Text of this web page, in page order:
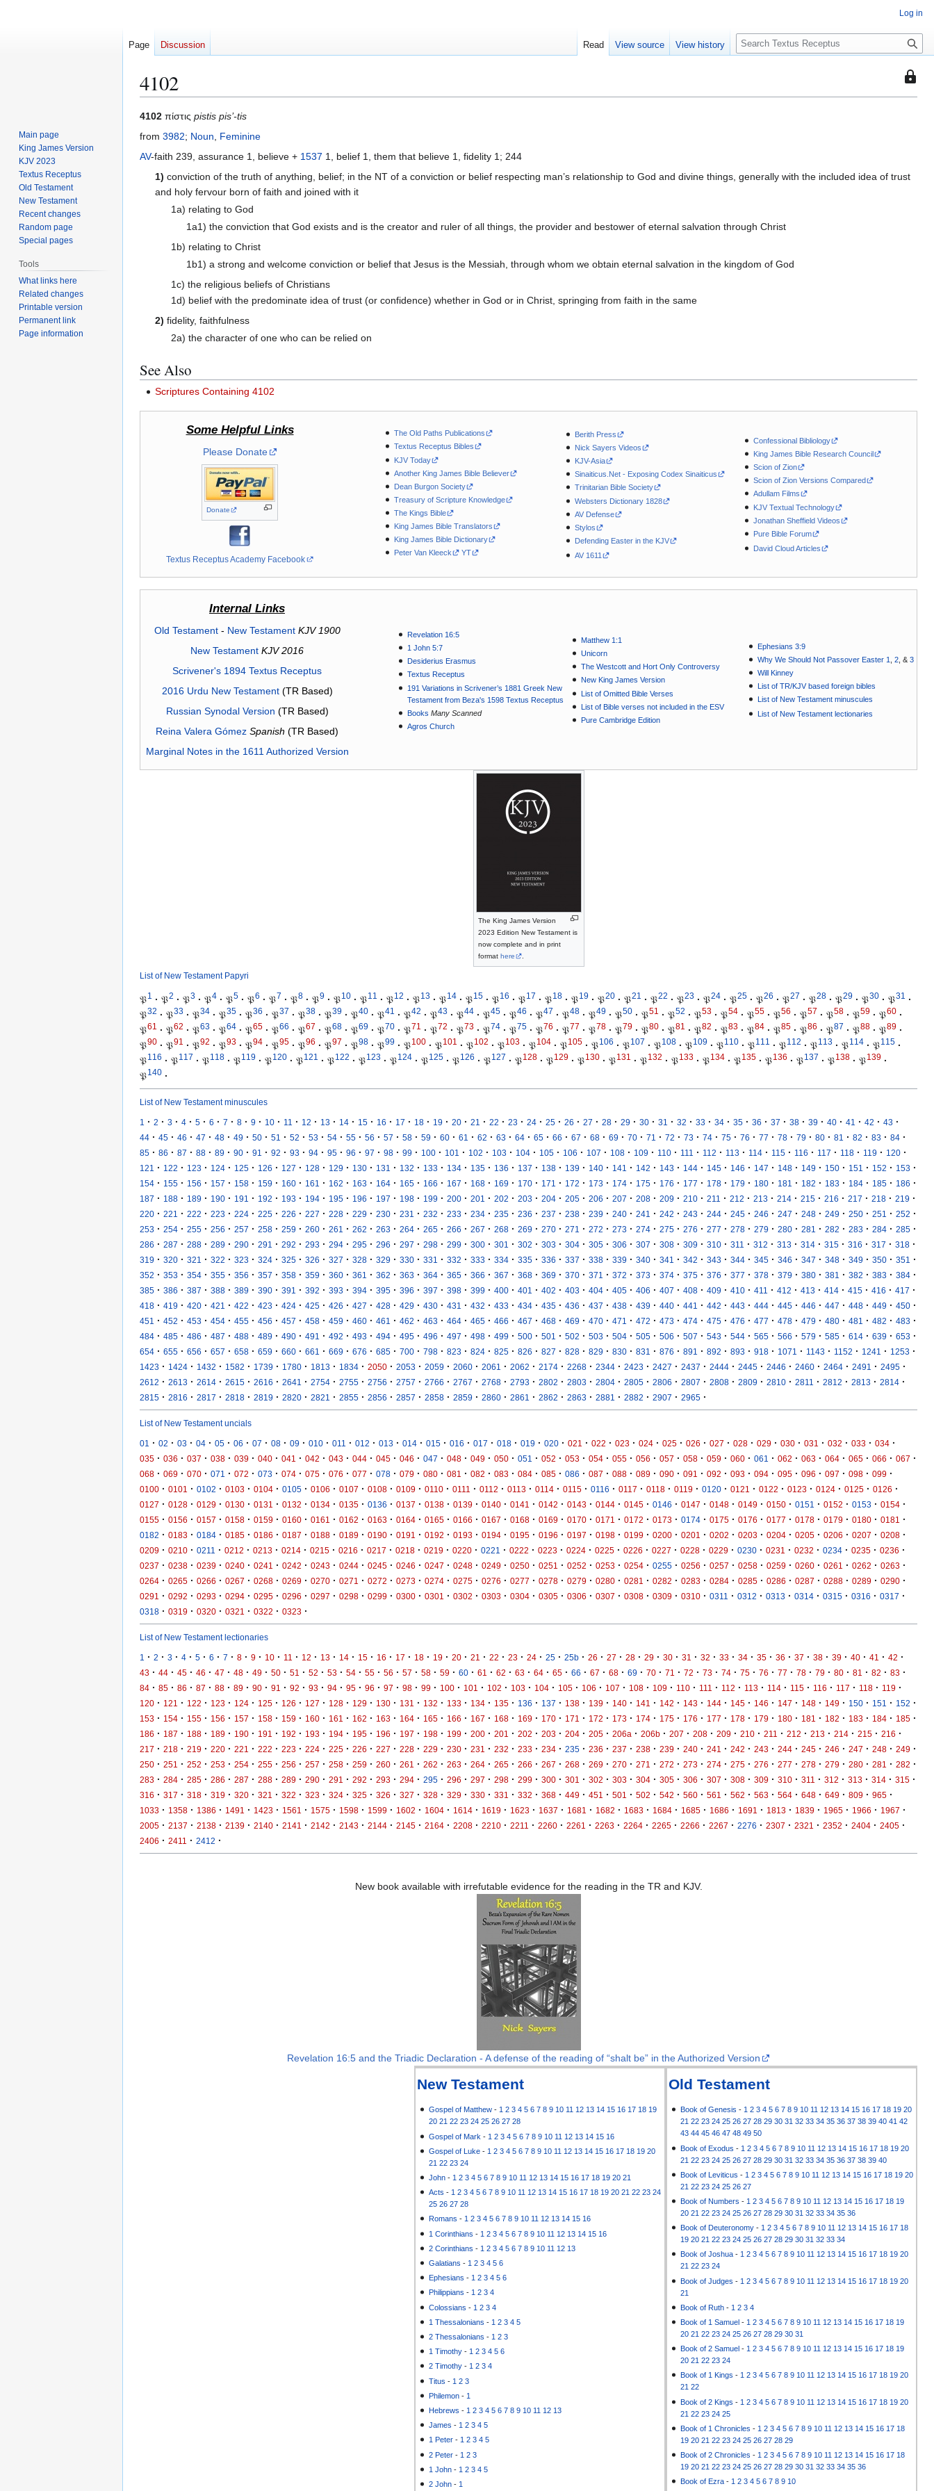
This
users
4102
Jump
to
Jump
to
4102 πίστις pistis pis’-tis
from 3982; Noun, Feminine
AV-faith 239, assurance 1, believe + 1537 1, belief 1, them that believe 1, fidelity 1; 244
1) conviction of the truth of anything, belief; in the NT of a conviction or belief respecting man’s relationship to God and divine things, generally with the included idea of trust
and holy fervour born of faith and joined with it
1a) relating to God
1a1) the conviction that God exists and is the creator and ruler of all things, the provider and bestower of eternal salvation through Christ
1b) relating to Christ
1b1) a strong and welcome conviction or belief that Jesus is the Messiah, through whom we obtain eternal salvation in the kingdom of God
1c) the religious beliefs of Christians
1d) belief with the predominate idea of trust (or confidence) whether in God or in Christ, springing from faith in the same
2) fidelity, faithfulness
2a) the character of one who can be relied on
See Also
Scriptures Containing 4102
Some Helpful Links
Please Donate
Donate
Textus Receptus Academy Facebook
The Old Paths Publications
Textus Receptus Bibles
KJV Today
Another King James Bible Believer
Dean Burgon Society
Treasury of Scripture Knowledge
The Kings Bible
King James Bible Translators
King James Bible Dictionary
Peter Van Kleeck
YT
Berith Press
Nick Sayers Videos
KJV-Asia
Sinaiticus.Net - Exposing Codex Sinaiticus
Trinitarian Bible Society
Websters Dictionary 1828
AV Defense
Stylos
Defending Easter in the KJV
AV 1611
Confessional Bibliology
King James Bible Research Council
Scion of Zion
Scion of Zion Versions Compared
Adullam Films
KJV Textual Technology
Jonathan Sheffield Videos
Pure Bible Forum
David Cloud Articles
Internal Links
Old Testament- New Testament KJV 1900
New Testament KJV 2016
Scrivener's 1894 Textus Receptus
2016 Urdu New Testament(TR Based)
Russian Synodal Version (TR Based)
Reina Valera Gómez Spanish (TR Based)
Marginal Notes in the 1611 Authorized Version
Revelation 16:5
1 John 5:7
Desiderius Erasmus
Textus Receptus
191 Variations in Scrivener’s 1881 Greek New
Testament from Beza's 1598 Textus Receptus
Books Many Scanned
Agros Church
Matthew 1:1
Unicorn
The Westcott and Hort Only Controversy
New King James Version
List of Omitted Bible Verses
List of Bible verses not included in the ESV
Pure Cambridge Edition
Ephesians 3:9
Why We Should Not Passover Easter 1
,2 , &3
Will Kinney
List of TR/KJV based foreign bibles
List of New Testament minuscules
List of New Testament lectionaries
The King James Version
2023 Edition New Testament is
now complete and in print
format here .
List of New Testament Papyri
𝔓1 · 𝔓2 · 𝔓3 · 𝔓4 · 𝔓5 · 𝔓6 · 𝔓7 · 𝔓8 · 𝔓9 · 𝔓10 · 𝔓11 · 𝔓12 · 𝔓13 · 𝔓14 · 𝔓15 · 𝔓16 · 𝔓17 · 𝔓18 · 𝔓19 · 𝔓20 · 𝔓21 · 𝔓22 · 𝔓23 · 𝔓24 · 𝔓25 · 𝔓26 · 𝔓27 · 𝔓28 · 𝔓29 · 𝔓30 · 𝔓31
·
𝔓32 · 𝔓33 · 𝔓34 · 𝔓35 · 𝔓36 · 𝔓37 · 𝔓38 · 𝔓39 · 𝔓40 · 𝔓41 · 𝔓42 · 𝔓43 · 𝔓44 · 𝔓45 · 𝔓46 · 𝔓47 · 𝔓48 · 𝔓49 · 𝔓50 · 𝔓51 · 𝔓52 · 𝔓53 · 𝔓54 · 𝔓55 · 𝔓56 · 𝔓57 · 𝔓58 · 𝔓59 · 𝔓60 ·
𝔓61 · 𝔓62 · 𝔓63 · 𝔓64 · 𝔓65 · 𝔓66 · 𝔓67 · 𝔓68 · 𝔓69 · 𝔓70 · 𝔓71 · 𝔓72 · 𝔓73 · 𝔓74 · 𝔓75 · 𝔓76 · 𝔓77 · 𝔓78 · 𝔓79 · 𝔓80 · 𝔓81 · 𝔓82 · 𝔓83 · 𝔓84 · 𝔓85 · 𝔓86 · 𝔓87 · 𝔓88 · 𝔓89 ·
𝔓90 · 𝔓91 · 𝔓92 · 𝔓93 · 𝔓94 · 𝔓95 · 𝔓96 · 𝔓97 · 𝔓98 · 𝔓99 · 𝔓100 · 𝔓101 · 𝔓102 · 𝔓103 · 𝔓104 · 𝔓105 · 𝔓106 · 𝔓107 · 𝔓108 · 𝔓109 · 𝔓110 · 𝔓111 · 𝔓112 · 𝔓113 · 𝔓114 · 𝔓115 ·
𝔓116 · 𝔓117 · 𝔓118 · 𝔓119 · 𝔓120 · 𝔓121 · 𝔓122 · 𝔓123 · 𝔓124 · 𝔓125 · 𝔓126 · 𝔓127 · 𝔓128 · 𝔓129 · 𝔓130 · 𝔓131 · 𝔓132 · 𝔓133 · 𝔓134 · 𝔓135 · 𝔓136 · 𝔓137 · 𝔓138 · 𝔓139 ·
𝔓140 ·
List of New Testament minuscules
1 · 2 · 3 · 4 · 5 · 6 · 7 · 8 · 9 · 10 · 11 · 12 · 13 · 14 · 15 · 16 · 17 · 18 · 19 · 20 · 21 · 22 · 23 · 24 · 25 · 26 · 27 · 28 · 29 · 30 · 31 · 32 · 33 · 34 · 35 · 36 · 37 · 38 · 39 · 40 · 41 · 42 · 43 ·
44 · 45 · 46 · 47 · 48 · 49 · 50 · 51 · 52 · 53 · 54 · 55 · 56 · 57 · 58 · 59 · 60 · 61 · 62 · 63 · 64 · 65 · 66 · 67 · 68 · 69 · 70 · 71 · 72 · 73 · 74 · 75 · 76 · 77 · 78 · 79 · 80 · 81 · 82 · 83 · 84 ·
85 · 86 · 87 · 88 · 89 · 90 · 91 · 92 · 93 · 94 · 95 · 96 · 97 · 98 · 99 · 100 · 101 · 102 · 103 · 104 · 105 · 106 · 107 · 108 · 109 · 110 · 111 · 112 · 113 · 114 · 115 · 116 · 117 · 118 · 119 · 120 ·
121 · 122 · 123 · 124 · 125 · 126 · 127 · 128 · 129 · 130 · 131 · 132 · 133 · 134 · 135 · 136 · 137 · 138 · 139 · 140 · 141 · 142 · 143 · 144 · 145 · 146 · 147 · 148 · 149 · 150 · 151 · 152 · 153 ·
154 · 155 · 156 · 157 · 158 · 159 · 160 · 161 · 162 · 163 · 164 · 165 · 166 · 167 · 168 · 169 · 170 · 171 · 172 · 173 · 174 · 175 · 176 · 177 · 178 · 179 · 180 · 181 · 182 · 183 · 184 · 185 · 186 ·
187 · 188 · 189 · 190 · 191 · 192 · 193 · 194 · 195 · 196 · 197 · 198 · 199 · 200 · 201 · 202 · 203 · 204 · 205 · 206 · 207 · 208 · 209 · 210 · 211 · 212 · 213 · 214 · 215 · 216 · 217 · 218 · 219 ·
220 · 221 · 222 · 223 · 224 · 225 · 226 · 227 · 228 · 229 · 230 · 231 · 232 · 233 · 234 · 235 · 236 · 237 · 238 · 239 · 240 · 241 · 242 · 243 · 244 · 245 · 246 · 247 · 248 · 249 · 250 · 251 · 252 ·
253 · 254 · 255 · 256 · 257 · 258 · 259 · 260 · 261 · 262 · 263 · 264 · 265 · 266 · 267 · 268 · 269 · 270 · 271 · 272 · 273 · 274 · 275 · 276 · 277 · 278 · 279 · 280 · 281 · 282 · 283 · 284 · 285 ·
286 · 287 · 288 · 289 · 290 · 291 · 292 · 293 · 294 · 295 · 296 · 297 · 298 · 299 · 300 · 301 · 302 · 303 · 304 · 305 · 306 · 307 · 308 · 309 · 310 · 311 · 312 · 313 · 314 · 315 · 316 · 317 · 318 ·
319 · 320 · 321 · 322 · 323 · 324 · 325 · 326 · 327 · 328 · 329 · 330 · 331 · 332 · 333 · 334 · 335 · 336 · 337 · 338 · 339 · 340 · 341 · 342 · 343 · 344 · 345 · 346 · 347 · 348 · 349 · 350 · 351 ·
352 · 353 · 354 · 355 · 356 · 357 · 358 · 359 · 360 · 361 · 362 · 363 · 364 · 365 · 366 · 367 · 368 · 369 · 370 · 371 · 372 · 373 · 374 · 375 · 376 · 377 · 378 · 379 · 380 · 381 · 382 · 383 · 384 ·
385 · 386 · 387 · 388 · 389 · 390 · 391 · 392 · 393 · 394 · 395 · 396 · 397 · 398 · 399 · 400 · 401 · 402 · 403 · 404 · 405 · 406 · 407 · 408 · 409 · 410 · 411 · 412 · 413 · 414 · 415 · 416 · 417 ·
418 · 419 · 420 · 421 · 422 · 423 · 424 · 425 · 426 · 427 · 428 · 429 · 430 · 431 · 432 · 433 · 434 · 435 · 436 · 437 · 438 · 439 · 440 · 441 · 442 · 443 · 444 · 445 · 446 · 447 · 448 · 449 · 450 ·
451 · 452 · 453 · 454 · 455 · 456 · 457 · 458 · 459 · 460 · 461 · 462 · 463 · 464 · 465 · 466 · 467 · 468 · 469 · 470 · 471 · 472 · 473 · 474 · 475 · 476 · 477 · 478 · 479 · 480 · 481 · 482 · 483 ·
484 · 485 · 486 · 487 · 488 · 489 · 490 · 491 · 492 · 493 · 494 · 495 · 496 · 497 · 498 · 499 · 500 · 501 · 502 · 503 · 504 · 505 · 506 · 507 · 543 · 544 · 565 · 566 · 579 · 585 · 614 · 639 · 653 ·
654 · 655 · 656 · 657 · 658 · 659 · 660 · 661 · 669 · 676 · 685 · 700 · 798 · 823 · 824 · 825 · 826 · 827 · 828 · 829 · 830 · 831 · 876 · 891 · 892 · 893 · 918 · 1071 · 1143 · 1152 · 1241 · 1253 ·
1423 · 1424 · 1432 · 1582 · 1739 · 1780 · 1813 · 1834 · 2050 · 2053 · 2059 · 2060 · 2061 · 2062 · 2174 · 2268 · 2344 · 2423 · 2427 · 2437 · 2444 · 2445 · 2446 · 2460 · 2464 · 2491 · 2495 ·
2612 · 2613 · 2614 · 2615 · 2616 · 2641 · 2754 · 2755 · 2756 · 2757 · 2766 · 2767 · 2768 · 2793 · 2802 · 2803 · 2804 · 2805 · 2806 · 2807 · 2808 · 2809 · 2810 · 2811 · 2812 · 2813 · 2814 ·
2815 · 2816 · 2817 · 2818 · 2819 · 2820 · 2821 · 2855 · 2856 · 2857 · 2858 · 2859 · 2860 · 2861 · 2862 · 2863 · 2881 · 2882 · 2907 · 2965 ·
List of New Testament uncials
01 · 02 · 03 · 04 · 05 · 06 · 07 · 08 · 09 · 010 · 011 · 012 · 013 · 014 · 015 · 016 · 017 · 018 · 019 · 020 · 021 · 022 · 023 · 024 · 025 · 026 · 027 · 028 · 029 · 030 · 031 · 032 · 033 · 034 ·
035 · 036 · 037 · 038 · 039 · 040 · 041 · 042 · 043 · 044 · 045 · 046 · 047 · 048 · 049 · 050 · 051 · 052 · 053 · 054 · 055 · 056 · 057 · 058 · 059 · 060 · 061 · 062 · 063 · 064 · 065 · 066 · 067 ·
068 · 069 · 070 · 071 · 072 · 073 · 074 · 075 · 076 · 077 · 078 · 079 · 080 · 081 · 082 · 083 · 084 · 085 · 086 · 087 · 088 · 089 · 090 · 091 · 092 · 093 · 094 · 095 · 096 · 097 · 098 · 099 ·
0100 · 0101 · 0102 · 0103 · 0104 · 0105 · 0106 · 0107 · 0108 · 0109 · 0110 · 0111 · 0112 · 0113 · 0114 · 0115 · 0116 · 0117 · 0118 · 0119 · 0120 · 0121 · 0122 · 0123 · 0124 · 0125 · 0126 ·
0127 · 0128 · 0129 · 0130 · 0131 · 0132 · 0134 · 0135 · 0136 · 0137 · 0138 · 0139 · 0140 · 0141 · 0142 · 0143 · 0144 · 0145 · 0146 · 0147 · 0148 · 0149 · 0150 · 0151 · 0152 · 0153 · 0154 ·
0155 · 0156 · 0157 · 0158 · 0159 · 0160 · 0161 · 0162 · 0163 · 0164 · 0165 · 0166 · 0167 · 0168 · 0169 · 0170 · 0171 · 0172 · 0173 · 0174 · 0175 · 0176 · 0177 · 0178 · 0179 · 0180 · 0181 ·
0182 · 0183 · 0184 · 0185 · 0186 · 0187 · 0188 · 0189 · 0190 · 0191 · 0192 · 0193 · 0194 · 0195 · 0196 · 0197 · 0198 · 0199 · 0200 · 0201 · 0202 · 0203 · 0204 · 0205 · 0206 · 0207 · 0208 ·
0209 · 0210 · 0211 · 0212 · 0213 · 0214 · 0215 · 0216 · 0217 · 0218 · 0219 · 0220 · 0221 · 0222 · 0223 · 0224 · 0225 · 0226 · 0227 · 0228 · 0229 · 0230 · 0231 · 0232 · 0234 · 0235 · 0236 ·
0237 · 0238 · 0239 · 0240 · 0241 · 0242 · 0243 · 0244 · 0245 · 0246 · 0247 · 0248 · 0249 · 0250 · 0251 · 0252 · 0253 · 0254 · 0255 · 0256 · 0257 · 0258 · 0259 · 0260 · 0261 · 0262 · 0263 ·
0264 · 0265 · 0266 · 0267 · 0268 · 0269 · 0270 · 0271 · 0272 · 0273 · 0274 · 0275 · 0276 · 0277 · 0278 · 0279 · 0280 · 0281 · 0282 · 0283 · 0284 · 0285 · 0286 · 0287 · 0288 · 0289 · 0290 ·
0291 · 0292 · 0293 · 0294 · 0295 · 0296 · 0297 · 0298 · 0299 · 0300 · 0301 · 0302 · 0303 · 0304 · 0305 · 0306 · 0307 · 0308 · 0309 · 0310 · 0311 · 0312 · 0313 · 0314 · 0315 · 0316 · 0317 ·
0318 · 0319 · 0320 · 0321 · 0322 · 0323 ·
List of New Testament lectionaries
1 · 2 · 3 · 4 · 5 · 6 · 7 · 8 · 9 · 10 · 11 · 12 · 13 · 14 · 15 · 16 · 17 · 18 · 19 · 20 · 21 · 22 · 23 · 24 · 25 · 25b · 26 · 27 · 28 · 29 · 30 · 31 · 32 · 33 · 34 · 35 · 36 · 37 · 38 · 39 · 40 · 41 · 42 ·
43 · 44 · 45 · 46 · 47 · 48 · 49 · 50 · 51 · 52 · 53 · 54 · 55 · 56 · 57 · 58 · 59 · 60 · 61 · 62 · 63 · 64 · 65 · 66 · 67 · 68 · 69 · 70 · 71 · 72 · 73 · 74 · 75 · 76 · 77 · 78 · 79 · 80 · 81 · 82 · 83 ·
84 · 85 · 86 · 87 · 88 · 89 · 90 · 91 · 92 · 93 · 94 · 95 · 96 · 97 · 98 · 99 · 100 · 101 · 102 · 103 · 104 · 105 · 106 · 107 · 108 · 109 · 110 · 111 · 112 · 113 · 114 · 115 · 116 · 117 · 118 · 119 ·
120 · 121 · 122 · 123 · 124 · 125 · 126 · 127 · 128 · 129 · 130 · 131 · 132 · 133 · 134 · 135 · 136 · 137 · 138 · 139 · 140 · 141 · 142 · 143 · 144 · 145 · 146 · 147 · 148 · 149 · 150 · 151 · 152 ·
153 · 154 · 155 · 156 · 157 · 158 · 159 · 160 · 161 · 162 · 163 · 164 · 165 · 166 · 167 · 168 · 169 · 170 · 171 · 172 · 173 · 174 · 175 · 176 · 177 · 178 · 179 · 180 · 181 · 182 · 183 · 184 · 185 ·
186 · 187 · 188 · 189 · 190 · 191 · 192 · 193 · 194 · 195 · 196 · 197 · 198 · 199 · 200 · 201 · 202 · 203 · 204 · 205 · 206a · 206b · 207 · 208 · 209 · 210 · 211 · 212 · 213 · 214 · 215 · 216 ·
217 · 218 · 219 · 220 · 221 · 222 · 223 · 224 · 225 · 226 · 227 · 228 · 229 · 230 · 231 · 232 · 233 · 234 · 235 · 236 · 237 · 238 · 239 · 240 · 241 · 242 · 243 · 244 · 245 · 246 · 247 · 248 · 249 ·
250 · 251 · 252 · 253 · 254 · 255 · 256 · 257 · 258 · 259 · 260 · 261 · 262 · 263 · 264 · 265 · 266 · 267 · 268 · 269 · 270 · 271 · 272 · 273 · 274 · 275 · 276 · 277 · 278 · 279 · 280 · 281 · 282 ·
283 · 284 · 285 · 286 · 287 · 288 · 289 · 290 · 291 · 292 · 293 · 294 · 295 · 296 · 297 · 298 · 299 · 300 · 301 · 302 · 303 · 304 · 305 · 306 · 307 · 308 · 309 · 310 · 311 · 312 · 313 · 314 · 315 ·
316 · 317 · 318 · 319 · 320 · 321 · 322 · 323 · 324 · 325 · 326 · 327 · 328 · 329 · 330 · 331 · 332 · 368 · 449 · 451 · 501 · 502 · 542 · 560 · 561 · 562 · 563 · 564 · 648 · 649 · 809 · 965 ·
1033 · 1358 · 1386 · 1491 · 1423 · 1561 · 1575 · 1598 · 1599 · 1602 · 1604 · 1614 · 1619 · 1623 · 1637 · 1681 · 1682 · 1683 · 1684 · 1685 · 1686 · 1691 · 1813 · 1839 · 1965 · 1966 · 1967 ·
2005 · 2137 · 2138 · 2139 · 2140 · 2141 · 2142 · 2143 · 2144 · 2145 · 2164 · 2208 · 2210 · 2211 · 2260 · 2261 · 2263 · 2264 · 2265 · 2266 · 2267 · 2276 · 2307 · 2321 · 2352 · 2404 · 2405 ·
2406 · 2411 · 2412 ·
New book available with irrefutable evidence for the reading in the TR and KJV.
Revelation 16:5 and the Triadic Declaration - A defense of the reading of “shalt be” in the Authorized Version
Old Testament
Book of Genesis -1 2 3 4 5 6 7 8 9 10 11 12 13 14 15 16 17 18 19 20
21 22 23 24 25 26 27 28 29 30 31 32 33 34 35 36 37 38 39 40 41 42
43 44 45 46 47 48 49 50
Book of Exodus - 1 2 3 4 5 6 7 8 9 10 11 12 13 14 15 16 17 18 19 20
21 22 23 24 25 26 27 28 29 30 31 32 33 34 35 36 37 38 39 40
Book of Leviticus - 1 2 3 4 5 6 7 8 9 10 11 12 13 14 15 16 17 18 19 20
21 22 23 24 25 26 27
Book of Numbers - 1 2 3 4 5 6 7 8 9 10 11 12 13 14 15 16 17 18 19
20 21 22 23 24 25 26 27 28 29 30 31 32 33 34 35 36
Book of Deuteronomy - 1 2 3 4 5 6 7 8 9 10 11 12 13 14 15 16 17 18
19 20 21 22 23 24 25 26 27 28 29 30 31 32 33 34
Book of Joshua -1 2 3 4 5 6 7 8 9 10 11 12 13 14 15 16 17 18 19 20
21 22 23 24
Book of Judges - 1 2 3 4 5 6 7 8 9 10 11 12 13 14 15 16 17 18 19 20
21
Book of Ruth - 1 2 3 4
Book of 1 Samuel - 1 2 3 4 5 6 7 8 9 10 11 12 13 14 15 16 17 18 19
20 21 22 23 24 25 26 27 28 29 30 31
Book of 2 Samuel - 1 2 3 4 5 6 7 8 9 10 11 12 13 14 15 16 17 18 19
20 21 22 23 24
Book of 1 Kings -1 2 3 4 5 6 7 8 9 10 11 12 13 14 15 16 17 18 19 20
21 22
Book of 2 Kings - 1 2 3 4 5 6 7 8 9 10 11 12 13 14 15 16 17 18 19 20
21 22 23 24 25
Book of 1 Chronicles - 1 2 3 4 5 6 7 8 9 10 11 12 13 14 15 16 17 18
19 20 21 22 23 24 25 26 27 28 29
Book of 2 Chronicles - 1 2 3 4 5 6 7 8 9 10 11 12 13 14 15 16 17 18
19 20 21 22 23 24 25 26 27 28 29 30 31 32 33 34 35 36
Book of Ezra - 1 2 3 4 5 6 7 8 9 10
New Testament
Gospel of Matthew -1 2 3 4 5 6 7 8 9 10 11 12 13 14 15 16 17 18 19
20 21 22 23 24 25 26 27 28
Gospel of Mark - 1 2 3 4 5 6 7 8 9 10 11 12 13 14 15 16
Gospel of Luke - 1 2 3 4 5 6 7 8 9 10 11 12 13 14 15 16 17 18 19 20
21 22 23 24
John - 1 2 3 4 5 6 7 8 9 10 11 12 13 14 15 16 17 18 19 20 21
Acts - 1 2 3 4 5 6 7 8 9 10 11 12 13 14 15 16 17 18 19 20 21 22 23 24
25 26 27 28
Romans -1 2 3 4 5 6 7 8 9 10 11 12 13 14 15 16
1 Corinthians - 1 2 3 4 5 6 7 8 9 10 11 12 13 14 15 16
2 Corinthians - 1 2 3 4 5 6 7 8 9 10 11 12 13
Galatians - 1 2 3 4 5 6
Ephesians - 1 2 3 4 5 6
Philippians -1 2 3 4
Colossians - 1 2 3 4
1 Thessalonians - 1 2 3 4 5
2 Thessalonians - 1 2 3
1 Timothy - 1 2 3 4 5 6
2 Timothy -1 2 3 4
Titus - 1 2 3
Philemon - 1
Hebrews - 1 2 3 4 5 6 7 8 9 10 11 12 13
James - 1 2 3 4 5
1 Peter -1 2 3 4 5
2 Peter - 1 2 3
1 John - 1 2 3 4 5
2 John - 1
Log in
Page Discussion Read View source View history
S
e
c
Main page
King James Version
KJV 2023
Textus Receptus
Old Testament
New Testament
Recent changes
Random page
Special pages
Tools
What links here
Related changes
Printable version
Permanent link
Page information